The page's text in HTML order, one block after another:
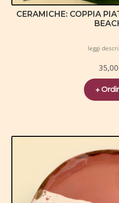
CERAMICHE: COPPIA
leggi
35,00
+